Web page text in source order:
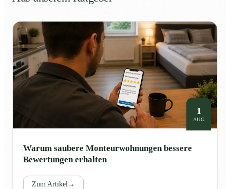
1
AUG
Warum saubere Monteurwohnungen bessere
Bewertungen erhalten
Zum Artikel→